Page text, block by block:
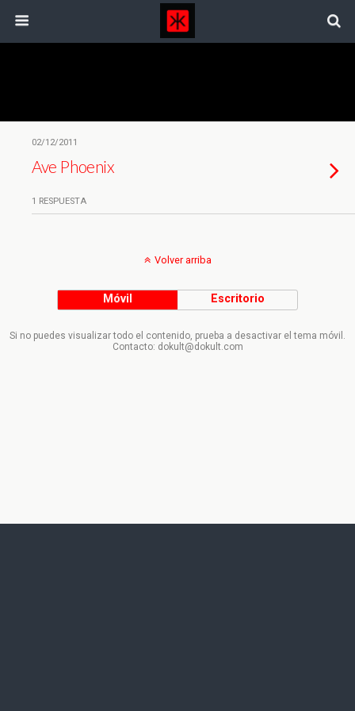
02/12/2011
Ave Phoenix
1 RESPUESTA
Volver arriba
Móvil Escritorio
Si no puedes visualizar todo el contenido, prueba a desactivar el tema móvil.
Contacto: dokult@dokult.com